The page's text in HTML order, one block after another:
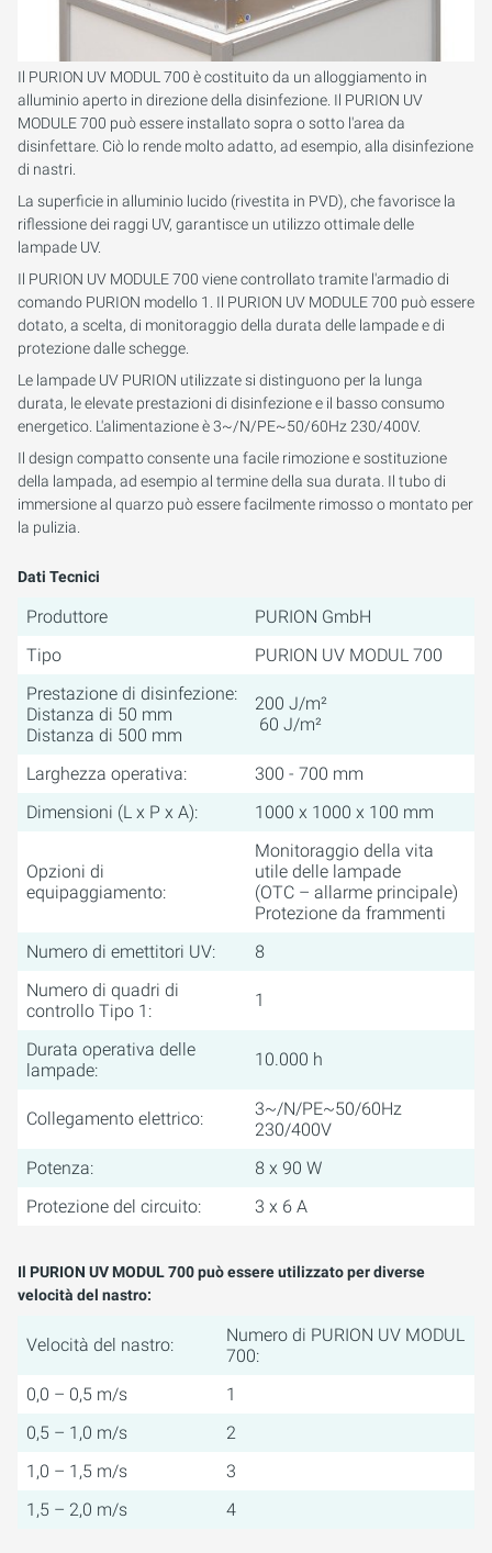
PURION 2500 36 W DOPPIO
PURION 2500 90 W DOPPIO
PURION 2500 H DOPPIO
PURION 2501 DOPPIO
PURION 2501 H DOPPIO
PURION DVGW CERTIFICATO
PURION DVGW CERT ALL-IN-ONE
Il PURION UV MODUL 700 è costituito da un alloggiamento in
alluminio aperto in direzione della disinfezione. Il PURION UV
MODULE 700 può essere installato sopra o sotto l'area da
disinfettare. Ciò lo rende molto adatto, ad esempio, alla disinfezione
di nastri.
La superficie in alluminio lucido (rivestita in PVD), che favorisce la
riflessione dei raggi UV, garantisce un utilizzo ottimale delle
lampade UV.
Il PURION UV MODULE 700 viene controllato tramite l'armadio di
comando PURION modello 1. Il PURION UV MODULE 700 può essere
dotato, a scelta, di monitoraggio della durata delle lampade e di
protezione dalle schegge.
Le lampade UV PURION utilizzate si distinguono per la lunga
durata, le elevate prestazioni di disinfezione e il basso consumo
energetico. L'alimentazione è 3~/N/PE~50/60Hz 230/400V.
Il design compatto consente una facile rimozione e sostituzione
della lampada, ad esempio al termine della sua durata. Il tubo di
immersione al quarzo può essere facilmente rimosso o montato per
la pulizia.
Dati Tecnici
Produttore
PURION GmbH
Tipo
PURION UV MODUL 700
Prestazione di disinfezione:
Distanza di 50 mm
Distanza di 500 mm
200 J/m²
60 J/m²
Larghezza operativa:
300 - 700 mm
Dimensioni (L x P x A):
1000 x 1000 x 100 mm
Opzioni di
equipaggiamento:
Monitoraggio della vita
utile delle lampade
(OTC – allarme principale)
Protezione da frammenti
Numero di emettitori UV:
8
Numero di quadri di
controllo Tipo 1:
1
Durata operativa delle
lampade:
10.000 h
Collegamento elettrico:
3~/N/PE~50/60Hz
230/400V
Potenza:
8 x 90 W
Protezione del circuito:
3 x 6 A
Il PURION UV MODUL 700 può essere utilizzato per diverse
velocità del nastro:
Velocità del nastro:
Numero di PURION UV MODUL
700:
0,0 – 0,5 m/s
1
0,5 – 1,0 m/s
2
1,0 – 1,5 m/s
3
1,5 – 2,0 m/s
4